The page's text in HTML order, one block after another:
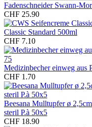
Fadenschneider Swann-
CHF 25.90
Classic Standard 500ml
CHF 7.10
Medizinbecher einweg aus
CHF 1.70
Beesana Mulltupfer ø
steril P.à 50x5
CHF 18.90